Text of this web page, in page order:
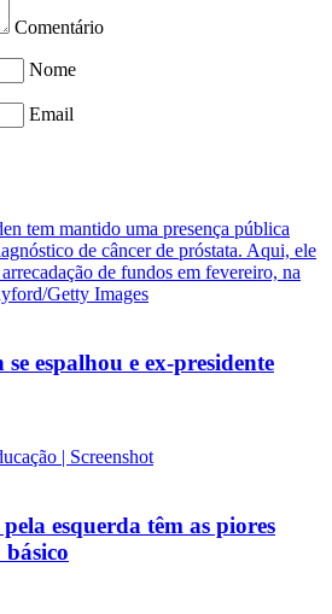
Comentário
Nome
Email
espalhou e ex-presidente
esquerda têm as piores
básico